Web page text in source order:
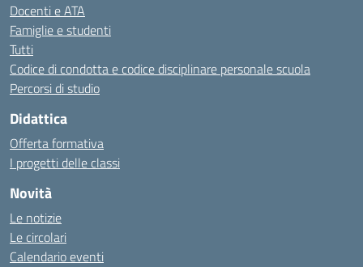
Docenti e ATA
Famiglie e studenti
Tutti
Codice di condotta e codice disciplinare personale scuola
Percorsi di studio
Didattica
Offerta formativa
I progetti delle classi
Novità
Le notizie
Le circolari
Calendario eventi